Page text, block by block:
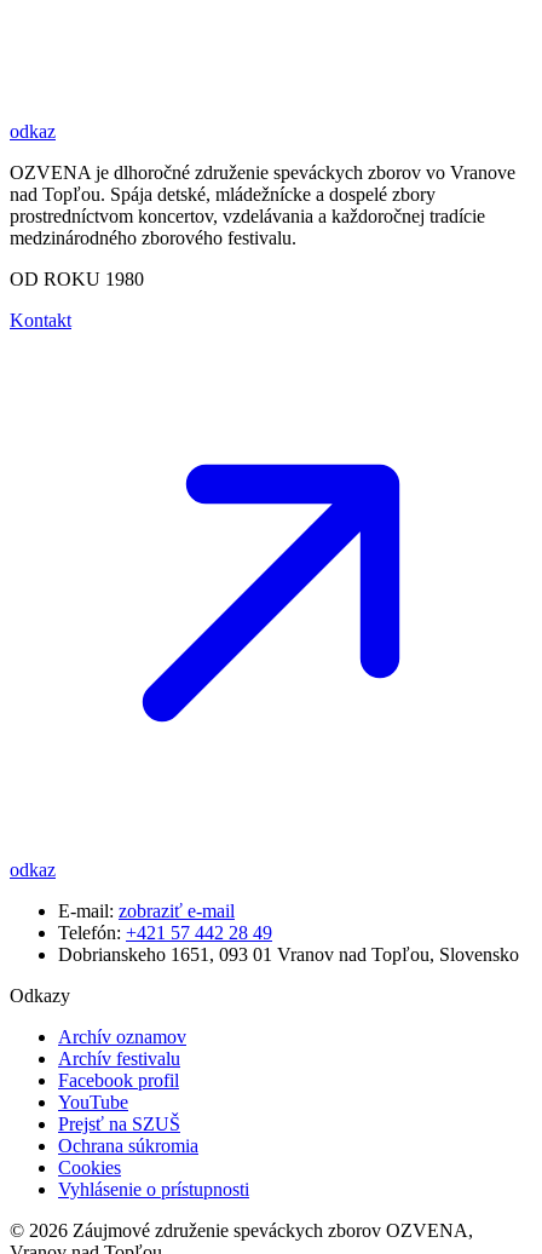
odkaz
OZVENA je dlhoročné združenie speváckych zborov vo Vranove
nad Topľou. Spája detské, mládežnícke a dospelé zbory
prostredníctvom koncertov, vzdelávania a každoročnej tradície
medzinárodného zborového festivalu.
OD ROKU 1980
Kontakt
odkaz
E-mail: zobraziť e-mail
Telefón: +421 57 442 28 49
Dobrianskeho 1651, 093 01 Vranov nad Topľou, Slovensko
Odkazy
Archív oznamov
Archív festivalu
Facebook profil
YouTube
Prejsť na SZUŠ
Ochrana súkromia
Cookies
Vyhlásenie o prístupnosti
© 2026 Záujmové združenie speváckych zborov OZVENA,